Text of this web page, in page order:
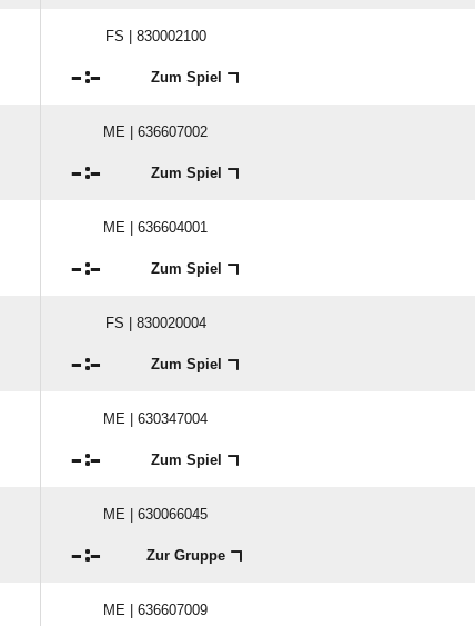
FS | 830002100
: Zum Spiel
ME | 636607002
: Zum Spiel
ME | 636604001
: Zum Spiel
FS | 830020004
: Zum Spiel
ME | 630347004
: Zum Spiel
ME | 630066045
: Zur Gruppe
ME | 636607009